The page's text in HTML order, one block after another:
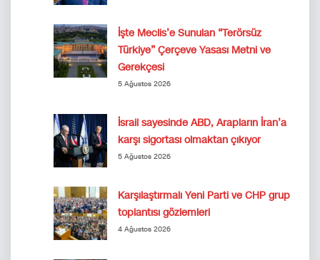
İşte Meclis’e Sunulan “Terörsüz
Türkiye” Çerçeve Yasası Metni ve
Gerekçesi
5 Ağustos 2026
İsrail sayesinde ABD, Arapların İran’a
karşı sigortası olmaktan çıkıyor
5 Ağustos 2026
Karşılaştırmalı Yeni Parti ve CHP grup
toplantısı gözlemleri
4 Ağustos 2026